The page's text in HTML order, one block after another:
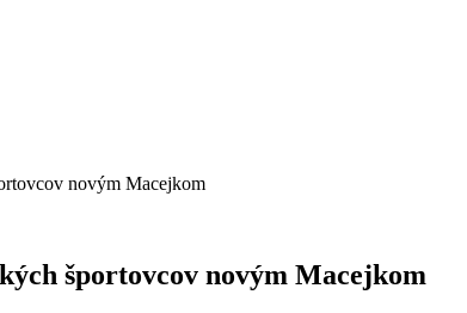
novým Macejkom
športovcov novým Macejkom